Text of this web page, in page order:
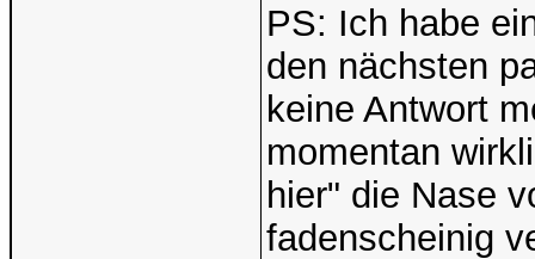
PS: Ich habe
den nächsten
keine Antwort
momentan
hier" die Nase
fadenscheinig